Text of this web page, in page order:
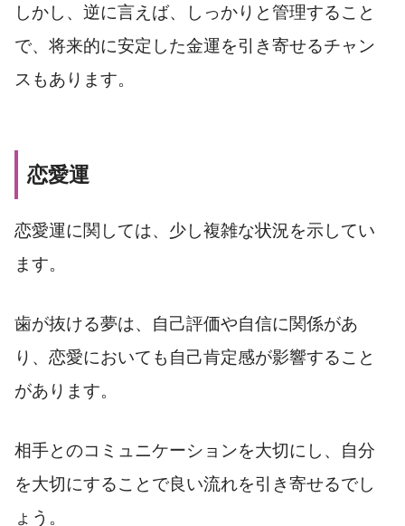
しかし、逆に言えば、しっかりと管理すること
で、将来的に安定した金運を引き寄せるチャン
スもあります。
恋愛運
恋愛運に関しては、少し複雑な状況を示してい
ます。
歯が抜ける夢は、自己評価や自信に関係があ
り、恋愛においても自己肯定感が影響すること
があります。
相手とのコミュニケーションを大切にし、自分
を大切にすることで良い流れを引き寄せるでし
ょう。